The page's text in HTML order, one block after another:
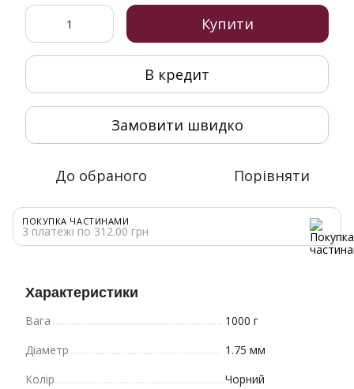
Купити
В кредит
Замовити швидко
До обраного Порівняти
ПОКУПКА ЧАСТИНАМИ
3 платежі по 312.00 грн
Характеристики
Вага
1000 г
Діаметр
1.75 мм
Колір
Чорний